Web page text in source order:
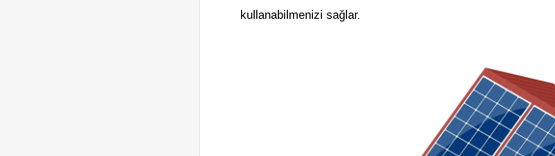
kullanabilmenizi sağlar.